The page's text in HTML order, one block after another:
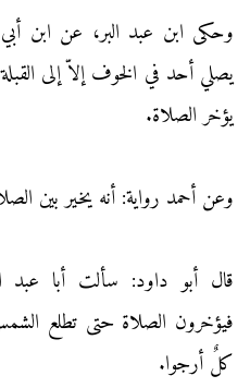
وحكى ابن عبد البر، عن ابن أبي
يصلي أحد في الخوف إلاّ إلى
يؤخر الصلاة.
وعن أحمد رواية: أنه يخير بين
قال أبو داود: سألت أبا عبد
فيؤخرون الصلاة حتى تطلع
كلٌ أرجوا.